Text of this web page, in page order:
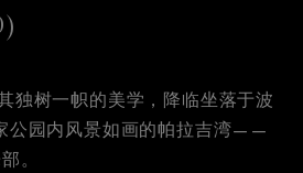
独树一帜的美学，降临坐落于波
公园内风景如画的帕拉吉湾——
。